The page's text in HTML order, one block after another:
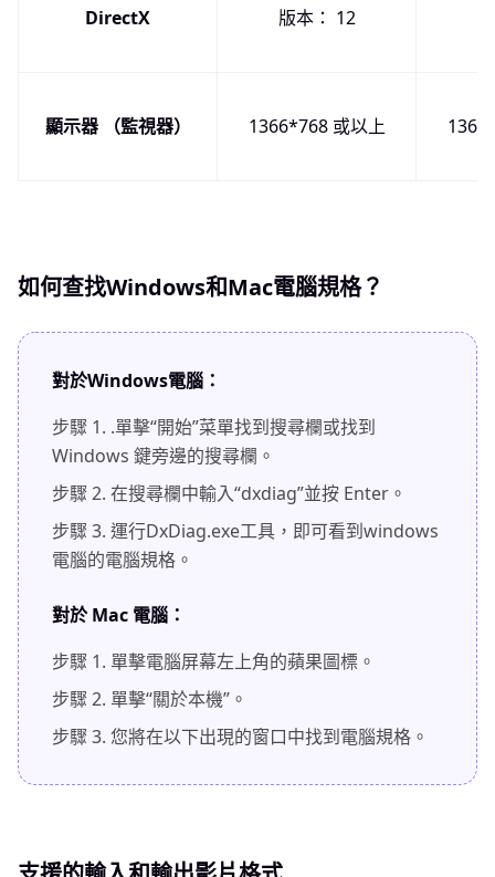
DirectX 版本： 12
顯示器 （監視器） 1366*768 或以上
如何查找Windows和Mac電腦規格？
對於Windows電腦：
步驟 1. .單擊“開始”菜單找到搜尋欄或找到
Windows 鍵旁邊的搜尋欄。
步驟 2. 在搜尋欄中輸入“dxdiag”並按 Enter。
步驟 3. 運行DxDiag.exe工具，即可看到windows
電腦的電腦規格。
對於 Mac 電腦：
步驟 1. 單擊電腦屏幕左上角的蘋果圖標。
步驟 2. 單擊“關於本機”。
步驟 3. 您將在以下出現的窗口中找到電腦規格。